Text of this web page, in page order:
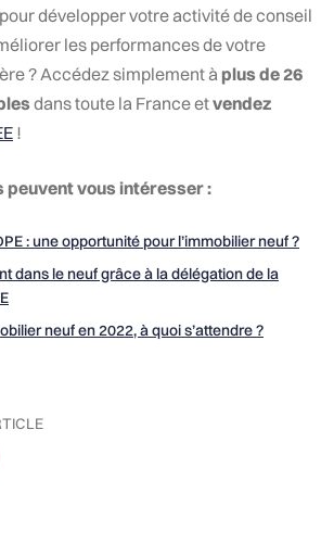
pour développer votre activité de conseil
les performances de votre
? Accédez simplement à plus de 26
dans toute la France etvendez
!
peuvent vous intéresser :
: une opportunité pour l’immobilier neuf ?
dans le neuf grâce à la délégation de la
neuf en 2022, à quoi s’attendre ?